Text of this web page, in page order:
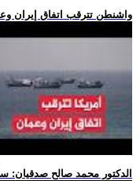
.. واشنطن تترقب اتفاق
.. الدكتور محمد صالح